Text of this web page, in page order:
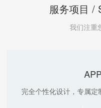
服务项目 /
我们注重
根据企业行业特点和自